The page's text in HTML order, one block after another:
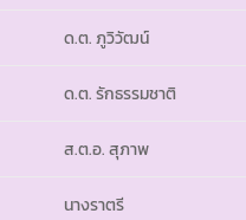
ด.ต. ภูวิวัฒน์
ด.ต. รักธรรมชาติ
ส.ต.อ. สุภาพ
นางราตรี